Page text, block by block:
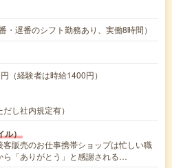
・遅番のシフト勤務あり、実働8時間）
（経験者は時給1400円）
し社内規定有）
ル）
販売のお仕事携帯ショップは忙しい職
ら「ありがとう」と感謝される…